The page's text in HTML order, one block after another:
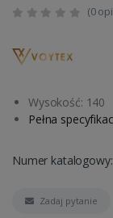
(0
Wysokość: 140
Pełna
Numer katalogowy:
Zadaj pytanie